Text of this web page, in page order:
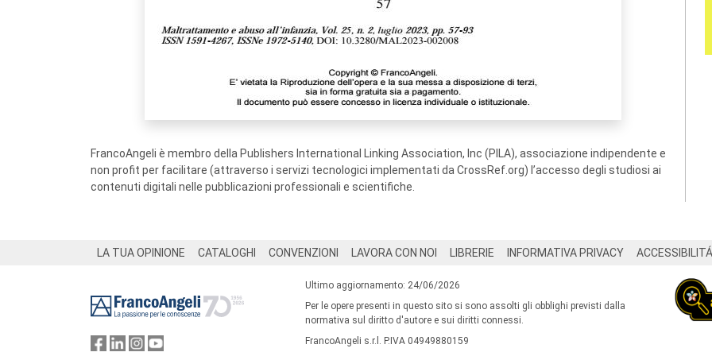
FrancoAngeli è membro della Publishers International Linking Association, Inc (PILA), associazione indipendente e
non profit per facilitare (attraverso i servizi tecnologici implementati da CrossRef.org) l’accesso degli studiosi ai
contenuti digitali nelle pubblicazioni professionali e scientifiche.
LA TUA OPINIONE CATALOGHI CONVENZIONI LAVORA CON NOI LIBRERIE INFORMATIVA PRIVACY ACCESSIBILITÁ
Ultimo aggiornamento: 24/06/2026
Per le opere presenti in questo sito si sono assolti gli obblighi previsti dalla
normativa sul diritto d'autore e sui diritti connessi.
FrancoAngeli s.r.l. P.IVA 04949880159